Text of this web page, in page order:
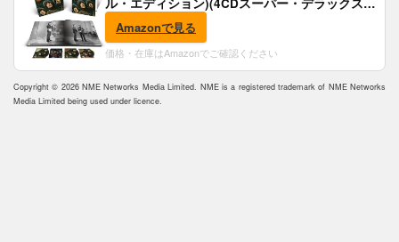
(完全生産限定盤)(SHM-CD)(特典:B2ポスター付)
Amazonで見る
価格・在庫はAmazonでご確認ください
Copyright © 2026 NME Networks Media Limited. NME is a registered trademark of NME Networks
Media Limited being used under licence.